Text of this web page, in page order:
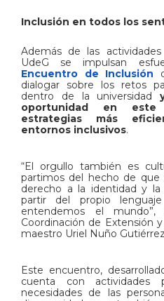
Inclusión en todos los
Además de las
UdeG se impulsan
Encuentro de Inclusión
dialogar sobre los retos
dentro de la universidad
oportunidad en
estrategias más
entornos inclusivos.
“El orgullo también es
partimos del hecho de que
derecho a la identidad y
partir del propio
entendemos el
Coordinación de Extensión
maestro Uriel Nuño
Este encuentro,
cuenta con actividades
necesidades de las